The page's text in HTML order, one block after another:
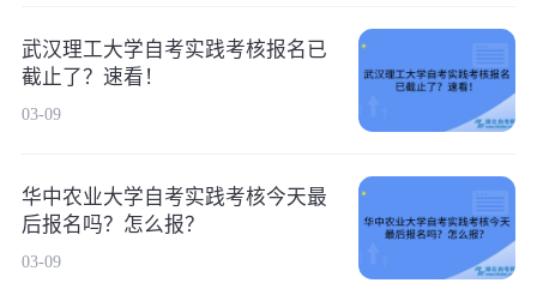
武汉理工大学自考实践考核报名已
截止了？速看！
03-09
华中农业大学自考实践考核今天最
后报名吗？怎么报？
03-09